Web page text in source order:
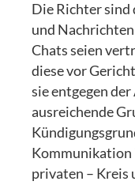
Die Richter sind
und
Chats seien
diese vor
sie entgegen
ausreichende
Kommunikation
privaten – Kreis